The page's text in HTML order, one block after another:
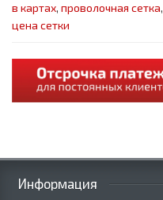
в картах, проволочная сетка,
цена сетки
Информация